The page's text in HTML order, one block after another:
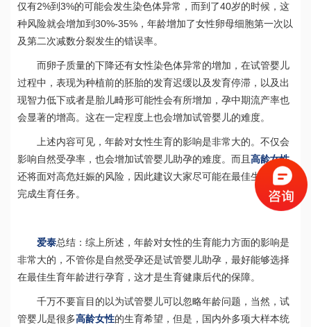
仅有2%到 3%的可能会发生染色体异常，而到了40岁的时候，这
种风险就会增加到 30%-35% ，年龄增加了女性卵母细胞第一次以
及第二次减数分裂发生的错误率。
而卵子质量的下降还有女性染色体异常的增加，在试管婴儿
过程中，表现为种植前的胚胎的发育迟缓以及发育停滞，以及出
现智力低下或者是胎儿畸形可能性会有所增加，孕中期流产率也
会显著的增高。这在一定程度上也会增加试管婴儿的难度。
上述内容可见，年龄对女性生育的影响是非常大的。不仅会
影响自然受孕率，也会增加试管婴儿助孕的难度。而且 高龄女性
还将面对高危妊娠的风险，因此建议大家尽可能在最佳生育年龄
完成生育任务。
爱泰总结：综上所述，年龄对女性的生育能力方面的影响是
非常大的，不管你是自然受孕还是试管婴儿助孕，最好能够选择
在最佳生育年龄进行孕育，这才是生育健康后代的保障。
千万不要盲目的以为试管婴儿可以忽略年龄问题，当然，试
管婴儿是很多高龄女性的生育希望，但是，国内外多项大样本统